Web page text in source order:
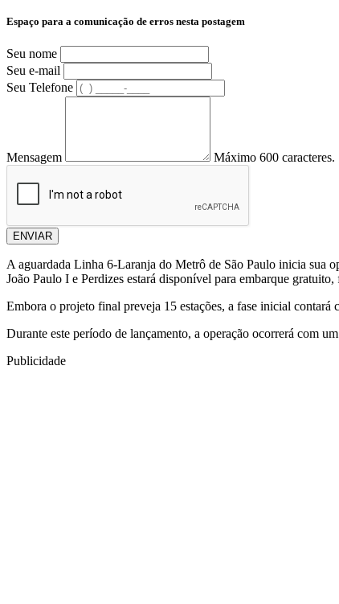
Espaço para a comunicação de erros nesta postagem
Seu nome
Seu e-mail
Seu Telefone
Mensagem Máximo 600 caracteres.
ENVIAR
A aguardada Linha 6-Laranja do Metrô de São Paulo inicia sua
João Paulo I e Perdizes estará disponível para embarque
Embora o projeto final preveja 15 estações, a fase inicial
Durante este período de lançamento, a operação ocorrerá com
Publicidade